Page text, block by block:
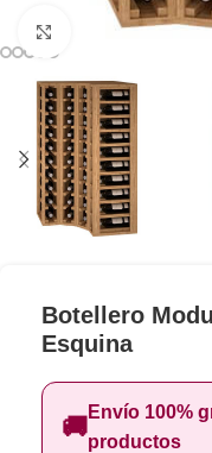
Clic para ampliar
Botellero
Esquina
🚚Envío 100%
productos